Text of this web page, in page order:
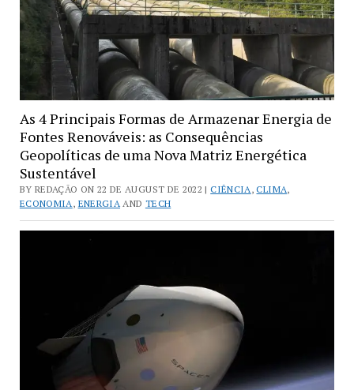
As 4 Principais Formas de Armazenar Energia de
Fontes Renováveis: as Consequências
Geopolíticas de uma Nova Matriz Energética
Sustentável
BY REDAÇÃO ON 22 DE AUGUST DE 2022 |CIÊNCIA,CLIMA,
ECONOMIA, ENERGIA AND TECH